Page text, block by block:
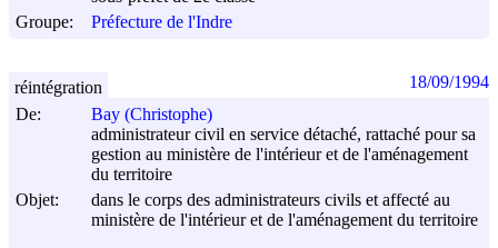
Groupe:
Préfecture de l'Indre
De:
Bay (Christophe)
administrateur civil en service détaché, rattaché pour sa
gestion au ministère de l'intérieur et de l'aménagement
du territoire
Objet:
dans le corps des administrateurs civils et affecté au
ministère de l'intérieur et de l'aménagement du territoire
réintégration 18/09/1994